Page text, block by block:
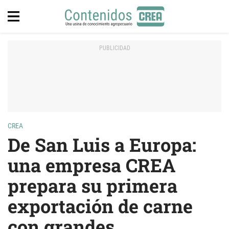
CREA
De San Luis a Europa:
una empresa CREA
prepara su primera
exportación de carne